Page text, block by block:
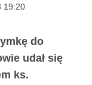
19:20
do
udał się
ks.